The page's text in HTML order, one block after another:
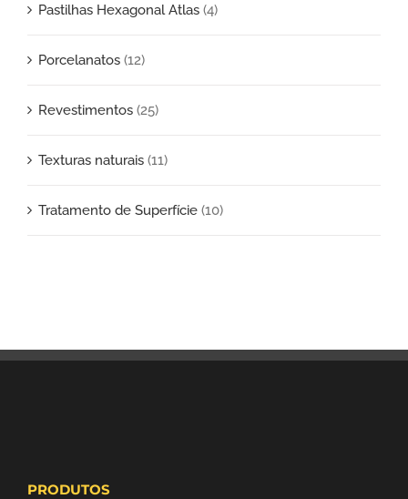
Pastilhas Hexagonal Atlas (4)
Porcelanatos (12)
Revestimentos (25)
Texturas naturais (11)
Tratamento de Superfície (10)
PRODUTOS